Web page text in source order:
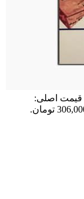
قیمت اصلی: